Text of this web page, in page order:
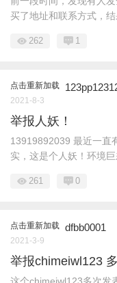
买了地址和联系方式，结
262 1
点击重新加载
2021-8-3
举报人妖！
13919892039 最近一直
实，这是个人妖！环境巨
261 0
点击重新加载 dfbb0001
2021-3-9
举报chimeiwl123